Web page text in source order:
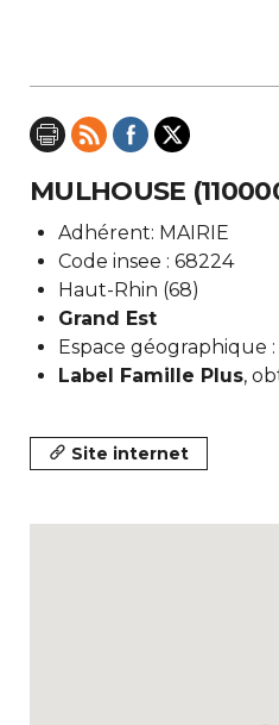
MULHOUSE
Adhérent: MAIRIE
Code insee : 68224
Haut-Rhin (68)
Grand Est
Espace géographique :
Label Famille Plus,
Site internet